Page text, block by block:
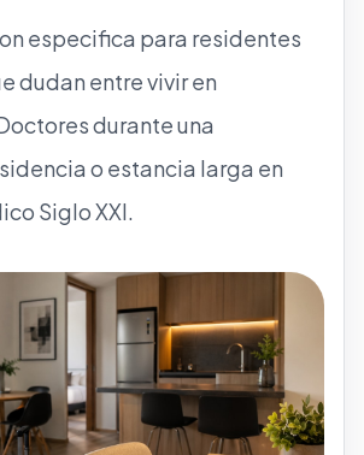
especifica para residentes
dudan entre vivir en
durante una
o estancia larga en
Siglo XXI.